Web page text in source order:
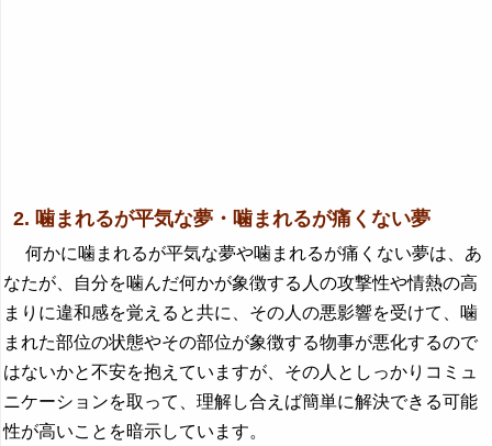
2. 噛まれるが平気な夢・噛まれるが痛くない夢
何かに噛まれるが平気な夢や噛まれるが痛くない夢は、あ
なたが、自分を噛んだ何かが象徴する人の攻撃性や情熱の高
まりに違和感を覚えると共に、その人の悪影響を受けて、噛
まれた部位の状態やその部位が象徴する物事が悪化するので
はないかと不安を抱えていますが、その人としっかりコミュ
ニケーションを取って、理解し合えば簡単に解決できる可能
性が高いことを暗示しています。